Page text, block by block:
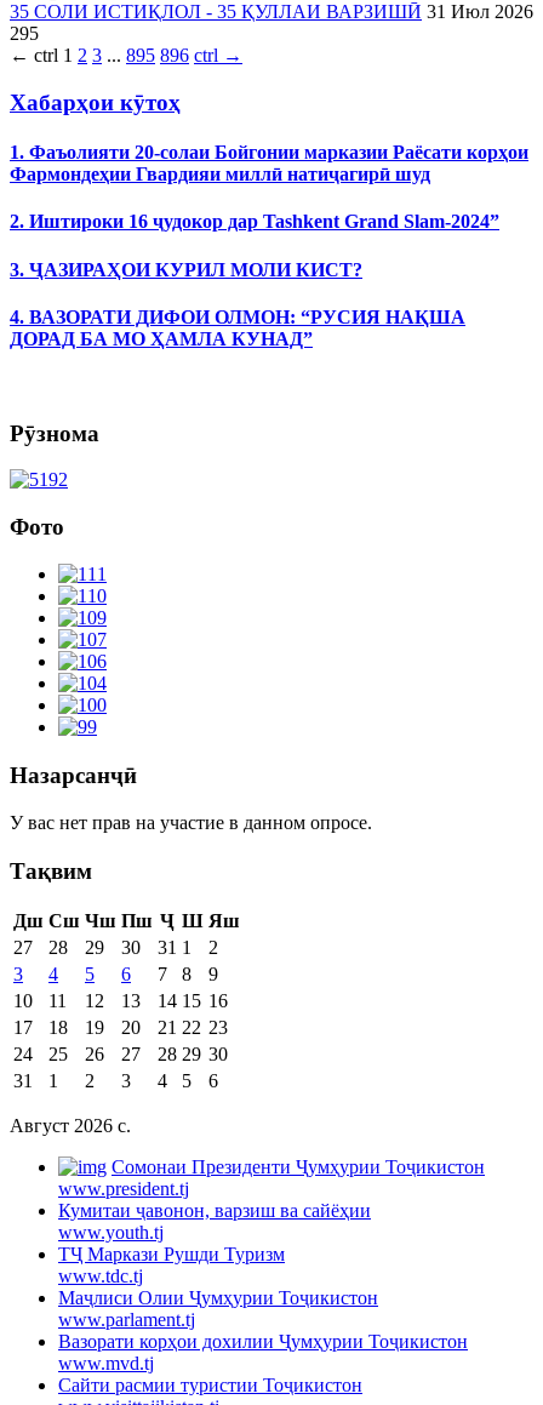
35 СОЛИ ИСТИҚЛОЛ - 35 ҚУЛЛАИ ВАРЗИШӢ 31 Июл 2026
295
← ctrl 1 2 3 ... 895 896 ctrl →
Хабарҳои кӯтоҳ
1. Фаъолияти 20-солаи Бойгонии марказии Раёсати корҳои
Фармондеҳии Гвардияи миллӣ натиҷагирӣ шуд
2. Иштироки 16 ҷудокор дар Tashkent Grand Slam-2024”
3. ҶАЗИРАҲОИ КУРИЛ МОЛИ КИСТ?
4. ВАЗОРАТИ ДИФОИ ОЛМОН: “РУСИЯ НАҚША
ДОРАД БА МО ҲАМЛА КУНАД”
Рӯзнома
Фото
Назарсанҷӣ
У вас нет прав на участие в данном опросе.
Тақвим
Дш Сш Чш Пш Ҷ Ш Яш
27
28 29 30 31 1
2
3
4 5 6 7 8
9
10
11 12 13 14 15 16
17
18 19 20 21 22 23
24
25 26 27 28 29 30
31
1 2 3 4 5 6
Август 2026 c.
Cомонаи Президенти Ҷумҳурии Тоҷикистон
www.president.tj
Кумитаи ҷавонон, варзиш ва сайёҳии
www.youth.tj
ТҶ Маркази Рушди Туризм
www.tdc.tj
Маҷлиси Олии Ҷумҳурии Тоҷикистон
www.parlament.tj
Вазорати корҳои дохилии Ҷумҳурии Тоҷикистон
www.mvd.tj
Сайти расмии туристии Тоҷикистон